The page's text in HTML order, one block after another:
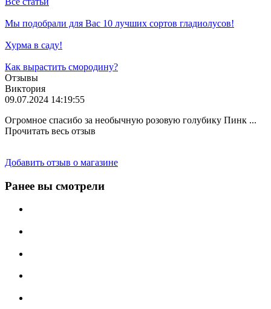
Мы подобрали для Вас 10 лучших сортов гладиолусов!
Хурма в саду!
Как вырастить смородину?
Отзывы
Виктория
09.07.2024 14:19:55
Огромное спасибо за необычную розовую голубику Пинк ...
Прочитать весь отзыв
Добавить отзыв о магазине
Ранее вы смотрели